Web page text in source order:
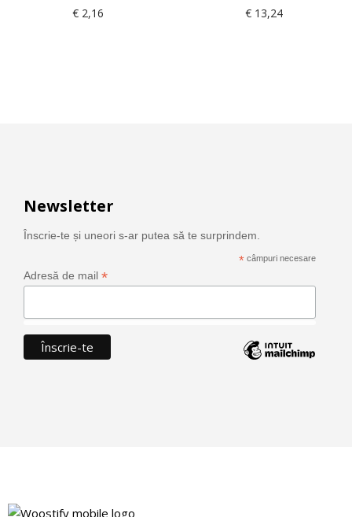
€2,16
€13,24
Newsletter
Înscrie-te și uneori s-ar putea să te surprindem.
* câmpuri necesare
Adresă de mail *